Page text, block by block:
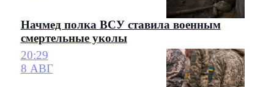
Начмед полка ВСУ ставила военным
смертельные уколы
20:29
8 АВГ